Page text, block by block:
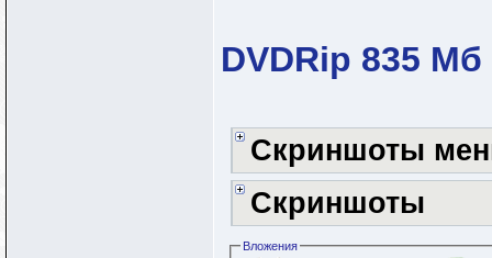
DVDRip 835 Мб
Скриншоты
Скриншоты
Вложения